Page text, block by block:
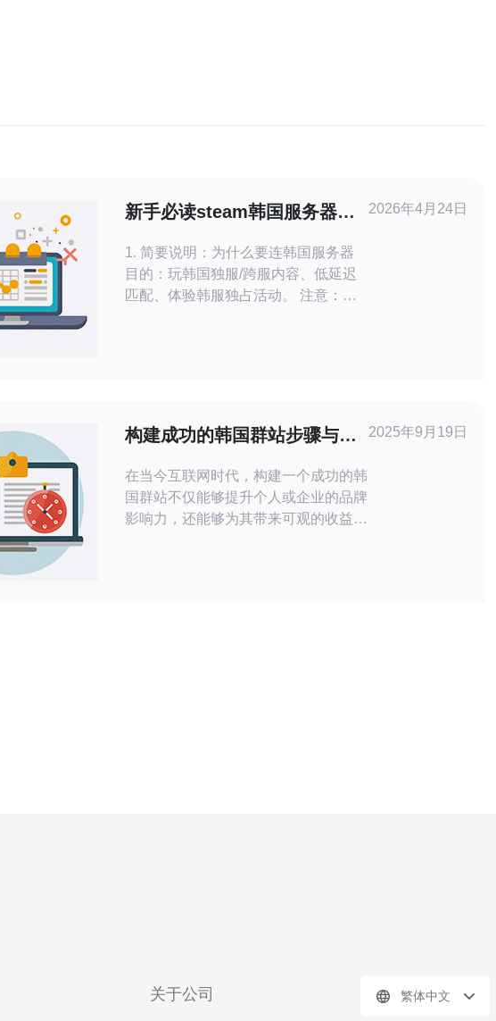
新手必读steam韩国服务器在
1. 简要说明：为什么要连韩国服务器
目的：玩韩国独服/跨服内容、低延迟
匹配、体验韩服独占活动。 注意：
Steam客户端 → 左上“Steam”菜单 →
选择
2026年4月24日
构建成功的韩国群站步骤与方
在当今互联网时代，构建一个成功的韩
国群站不仅能够提升个人或企业的品牌
影响力，还能够为其带来可观的收益。
2025年9月19日
关于公司 繁体中文